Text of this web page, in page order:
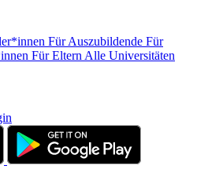
Für Auszubildende Für
Für Eltern Alle Universitäten